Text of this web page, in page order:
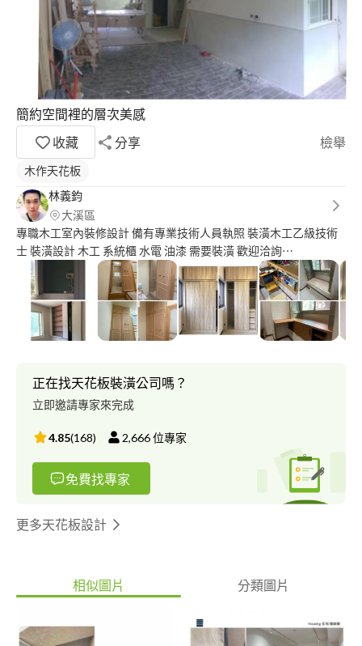
簡約空間裡的層次美感
收藏
分享 檢舉
木作天花板
林義鈞
大溪區
專職木工室內裝修設計 備有專業技術人員執照 裝潢木工乙級技術
士 裝潢設計 木工 系統櫃 水電 油漆 需要裝潢 歡迎洽詢⋯
正在找天花板裝潢公司嗎？
立即邀請專家來完成
4.85(168) 2,666位專家
免費找專家
更多天花板設計
相似圖片 分類圖片